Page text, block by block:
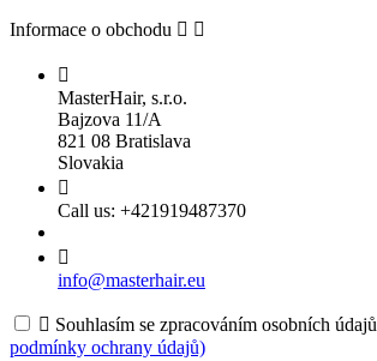
Informace o obchodu  

MasterHair, s.r.o.
Bajzova 11/A
821 08 Bratislava
Slovakia

Call us: +421919487370

info@masterhair.eu
 Souhlasím se zpracováním osobních údajů
podmínky ochrany údajů)